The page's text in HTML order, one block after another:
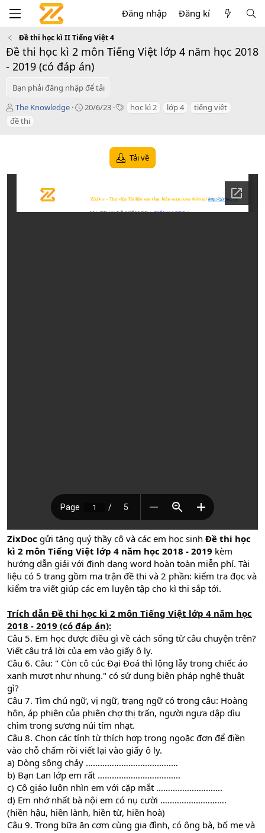
Đăng nhập Đăng kí
Đề thi học kì II Tiếng Việt 4
Đề thi học kì 2 môn Tiếng Việt lớp 4 năm học 2018
- 2019 (có đáp án)
Bạn phải đăng nhập để tải
T
á
c
The Knowledge
C
t
20/6/23
T học kì 2 lớp 4
tiếng việt
đề thi
Tải về
ZixDoc gửi tặng quý thầy cô và các em học sinh Đề thi học
kì 2 môn Tiếng Việt lớp 4 năm học 2018 - 2019 kèm
hướng dẫn giải với định dạng word hoàn toàn miễn phí. Tài
liệu có 5 trang gồm ma trận đề thi và 2 phần: kiểm tra đọc và
kiểm tra viết giúp các em luyện tập cho kì thi sắp tới.
Trích dẫn Đề thi học kì 2 môn Tiếng Việt lớp 4 năm học
2018 - 2019 (có đáp án):
Câu 5. Em học được điều gì về cách sống từ câu chuyện trên?
Viết câu trả lời của em vào giấy ô ly.
Câu 6. Câu: " Còn cô cúc Đại Đoá thì lộng lẫy trong chiếc áo
xanh mượt như nhung." có sử dụng biện pháp nghệ thuật
gì?
Câu 7. Tìm chủ ngữ, vị ngữ, trạng ngữ có trong câu: Hoàng
hôn, áp phiên của phiên chợ thị trấn, người ngựa dập dìu
chìm trong sương núi tím nhạt.
Câu 8. Chọn các tính từ thích hợp trong ngoặc đơn để điền
vào chỗ chấm rồi viết lại vào giấy ô ly.
a) Dòng sông chảy …………………………………
b) Bạn Lan lớp em rất ……………………………..
c) Cô giáo luôn nhìn em với cặp mắt ……………………….
d) Em nhớ nhất bà nội em có nụ cười ……………………….
(hiền hậu, hiền lành, hiền từ, hiền hoà)
Câu 9. Trong bữa ăn cơm cùng gia đình, có ông bà, bố mẹ và